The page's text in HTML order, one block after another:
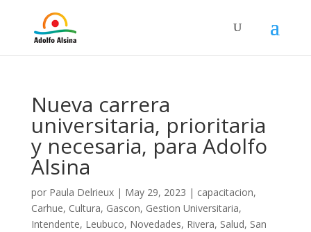
Nueva carrera
universitaria, prioritaria
y necesaria, para Adolfo
Alsina
por Paula Delrieux| May 29, 2023 | capacitacion,
Carhue, Cultura, Gascon, Gestion Universitaria,
Intendente, Leubuco, Novedades, Rivera, Salud, San